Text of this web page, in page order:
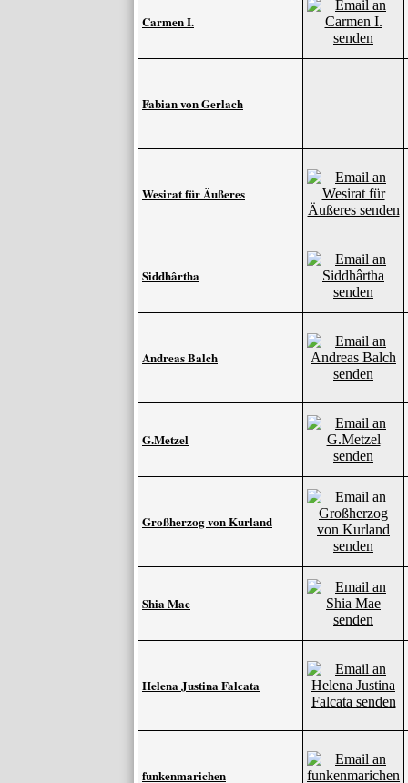
Carmen I.
Fabian von Gerlach
Wesirat für Äußeres
Siddhârtha
Andreas Balch
G.Metzel
Großherzog von Kurland
Shia Mae
Helena Justina Falcata
funkenmarichen